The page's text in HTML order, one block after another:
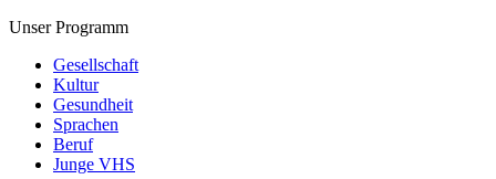
Unser Programm
Gesellschaft
Kultur
Gesundheit
Sprachen
Beruf
Junge VHS